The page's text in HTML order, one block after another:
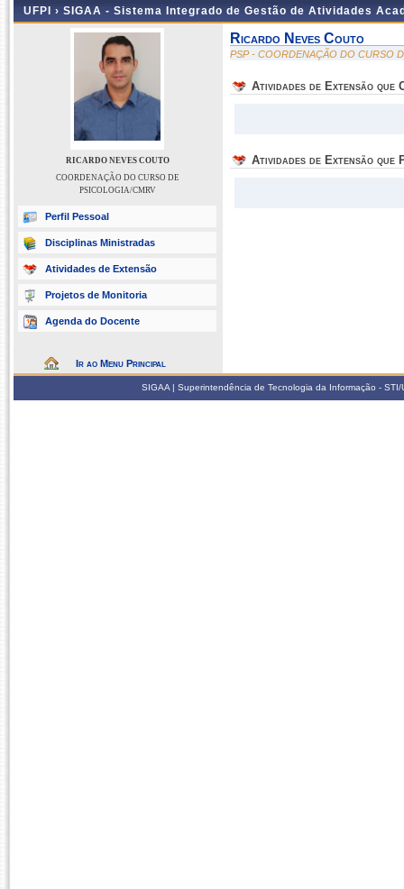
UFPI › SIGAA - Sistema Integrado de Gestão de Atividades
RICARDO NEVES COUTO
COORDENAÇÃO DO CURSO DE
PSICOLOGIA/CMRV
Perfil Pessoal
Disciplinas Ministradas
Atividades de Extensão
Projetos de Monitoria
Agenda do Docente
Ir ao Menu Principal
Ricardo Neves Couto
PSP - COORDENAÇÃO DO CURSO
Atividades de Extensão que
Atividades de Extensão que
SIGAA | Superintendência de Tecnologia da Informação -